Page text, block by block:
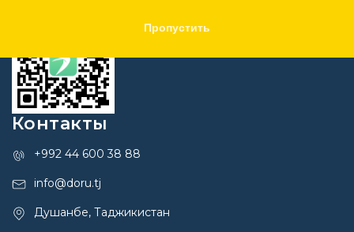
Пропустить
Контакты
+992 44 600 38 88
info@doru.tj
Душанбе, Таджикистан